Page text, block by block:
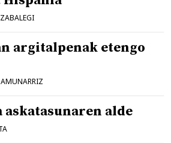
argitalpenak etengo
alde